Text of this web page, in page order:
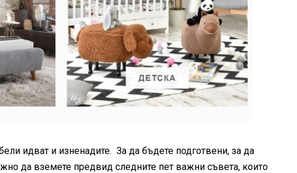
идват и изненадите. За да бъдете подготвени, за да
да вземете предвид следните пет важни съвета, които